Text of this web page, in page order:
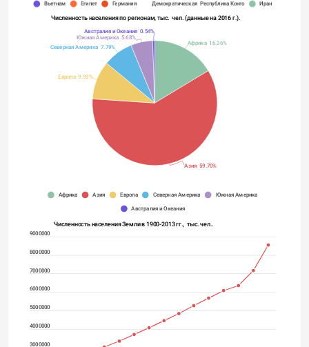
Вьетнам Египет Германия Демократическая Республика Конго Иран
Численность населения по регионам, тыс.  чел. (данные на 2016 г.).
Африка 16.36%
Азия 59.70%
Европа 9.93%
Северная Америка 7.79%
Южная Америка 5.68%
Австралия и Океания 0.54%
Африка Азия Европа Северная Америка Южная Америка
Австралия и Океания
Численность населения Земли в 1900-2013 гг.,  тыс. чел..
3000000
4000000
5000000
6000000
7000000
8000000
9000000